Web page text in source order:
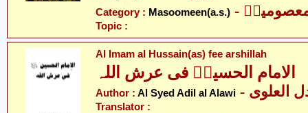
Category : Masoomeen(a.s.) معصومینؑ
Topic :
Al Imam al Hussain(as) fee arshillah
الامام الحسینؑ فی عرش اللہ
Author : Al Syed Adil al Alawi العلوی
Translator :